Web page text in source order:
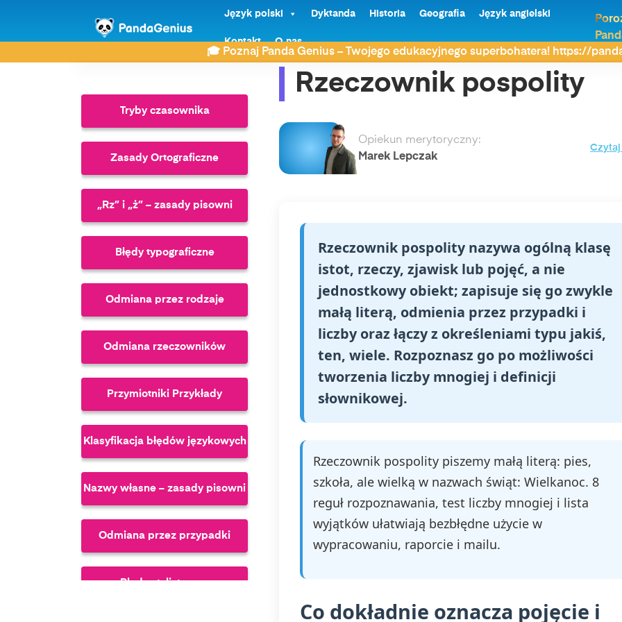
Język polski Dyktanda Historia Geografia Język angielski
Kontakt O nas
🎓 Poznaj Panda Genius – Twojego edukacyjnego superbohatera! https://
ZDAY Najczęściej wyszukiwane Rzeczownik pospolity
Tryby czasownika
Zasady Ortograficzne
„Rz” i „ż” – zasady pisowni
Błędy typograficzne
Odmiana przez rodzaje
Odmiana rzeczowników
Przymiotniki Przykłady
Klasyfikacja błędów językowych
Nazwy własne – zasady pisowni
Odmiana przez przypadki
Błędy stylistyczne
Rzeczownik pospolity
Opiekun merytoryczny:
Marek Lepczak
Rzeczownik pospolity nazywa ogólną klasę
istot, rzeczy, zjawisk lub pojęć, a nie
jednostkowy obiekt; zapisuje się go zwykle
małą literą, odmienia przez przypadki i
liczby oraz łączy z określeniami typu jakiś,
ten, wiele. Rozpoznasz go po możliwości
tworzenia liczby mnogiej i definicji
słownikowej.
Rzeczownik pospolity piszemy małą literą: pies,
szkoła, ale wielką w nazwach świąt: Wielkanoc. 8
reguł rozpoznawania, test liczby mnogiej i lista
wyjątków ułatwiają bezbłędne użycie w
wypracowaniu, raporcie i mailu.
Co dokładnie oznacza pojęcie i